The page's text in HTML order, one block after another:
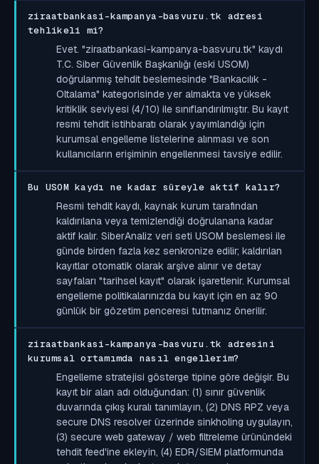
ziraatbankasi-kampanya-basvuru.tk adresi
tehlikeli mi?
Evet. "ziraatbankasi-kampanya-basvuru.tk" kaydı
T.C. Siber Güvenlik Başkanlığı (eski USOM)
doğrulanmış tehdit beslemesinde "Bankacılık -
Oltalama" kategorisinde yer almakta ve yüksek
kritiklik seviyesi (4/10) ile sınıflandırılmıştır. Bu kayıt
resmi tehdit istihbaratı olarak yayımlandığı için
kurumsal engelleme listelerine alınması ve son
kullanıcıların erişiminin engellenmesi tavsiye edilir.
Bu USOM kaydı ne kadar süreyle aktif kalır?
Resmi tehdit kaydı, kaynak kurum tarafından
kaldırılana veya temizlendiği doğrulanana kadar
aktif kalır. SiberAnaliz veri seti USOM beslemesi ile
günde birden fazla kez senkronize edilir; kaldırılan
kayıtlar otomatik olarak arşive alınır ve detay
sayfaları "tarihsel kayıt" olarak işaretlenir. Kurumsal
engelleme politikalarınızda bu kayıt için en az 90
günlük bir gözetim penceresi tutmanız önerilir.
ziraatbankasi-kampanya-basvuru.tk adresini
kurumsal ortamımda nasıl engellerim?
Engelleme stratejisi gösterge tipine göre değişir. Bu
kayıt bir alan adı olduğundan: (1) sınır güvenlik
duvarında çıkış kuralı tanımlayın, (2) DNS RPZ veya
secure DNS resolver üzerinde sinkholing uygulayın,
(3) secure web gateway / web filtreleme ürünündeki
tehdit feed'ine ekleyin, (4) EDR/SIEM platformunda